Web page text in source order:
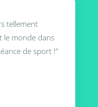
tellement
le monde dans
de sport !”